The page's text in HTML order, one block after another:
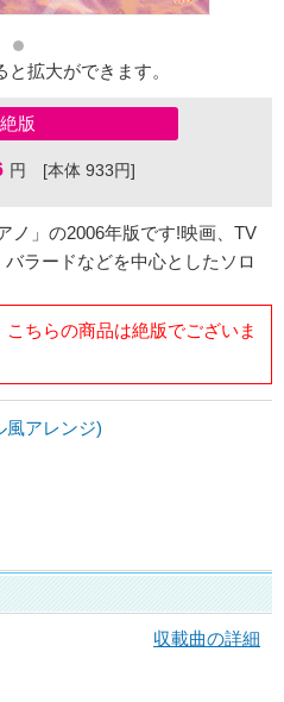
拡大ができます。
絶版
円 [本体 933円]
ノ」の2006年版です!映画、TV
ラードなどを中心としたソロ
ちらの商品は絶版でございま
風アレンジ)
収載曲の詳細